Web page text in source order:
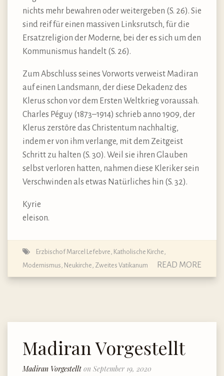
nichts mehr bewahren oder weitergeben (S. 26). Sie
sind reif für einen massiven Linksrutsch, für die
Ersatzreligion der Moderne, bei der es sich um den
Kommunismus handelt (S. 26).
Zum Abschluss seines Vorworts verweist Madiran
auf einen Landsmann, der diese Dekadenz des
Klerus schon vor dem Ersten Weltkrieg voraussah.
Charles Péguy (1873–1914) schrieb anno 1909, der
Klerus zerstöre das Christentum nachhaltig,
indem er von ihm verlange, mit dem Zeitgeist
Schritt zu halten (S. 30). Weil sie ihren Glauben
selbst verloren hatten, nahmen diese Kleriker sein
Verschwinden als etwas Natürliches hin (S. 32).
Kyrie
Erzbischof Marcel Lefebvre Katholische Kirche
Modernismus Neukirche Zweites Vatikanum READ MORE
Madiran Vorgestellt
Madiran Vorgestellt on September 19, 2020